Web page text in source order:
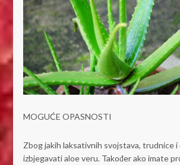
MOGUĆE OPASNOSTI
Zbog jakih laksativnih svojstava, trudnice
izbjegavati aloe veru. Također ako imate